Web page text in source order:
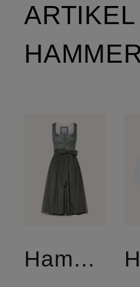
Hammerschmid